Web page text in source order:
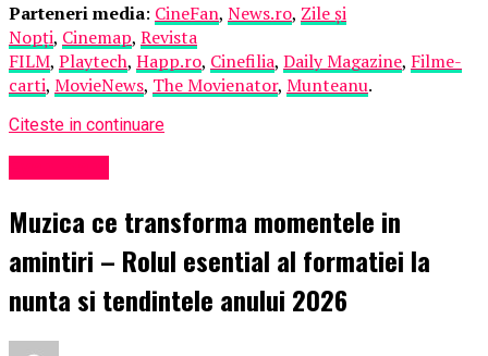
Parteneri media: CineFan, News.ro, Zile și
Nopți, Cinemap, Revista
FILM, Playtech, Happ.ro, Cinefilia, Daily Magazine, Filme-
carti, MovieNews, The Movienator, Munteanu.
Citeste in continuare
Muzica ce transforma momentele in
amintiri – Rolul esential al formatiei la
nunta si tendintele anului 2026